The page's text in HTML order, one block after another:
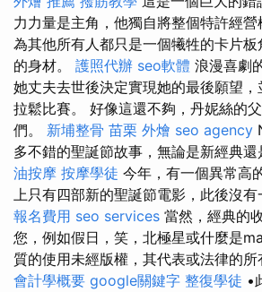
力力量是主角，他獨自將整個特許經
為其他所有人都只是一個犧牲的卡片
的身材。 護照代辦 seo軟體 浪漫喜劇
她丈夫去世後決定實現她的最後願望
拉鬆比賽。 好像這還不夠，丹妮絲的
們。 新埔整骨 苗栗 外燴 seo agency
多不錯的聖誕節故事，無論是新經典還
油按摩 按摩學徒 今年，有一個異常高
上只有四部新的聖誕節電影，此後沒有
報名費用 seo services 當然，經典的
您，例如假日，笑，北極星或什麼是
質的使用未經版權，其代表或法律的所
會計學概要 google關鍵字 整復學徒 •